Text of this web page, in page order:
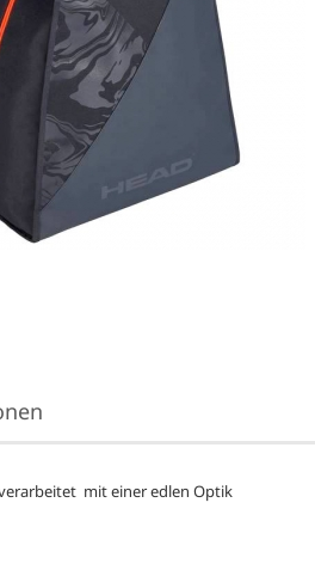
mit einer edlen Optik